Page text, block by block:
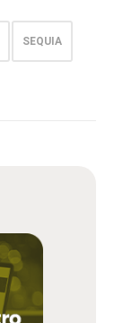
SEQUIA